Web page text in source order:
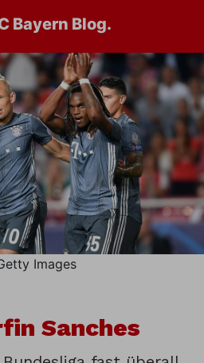
Bayern Blog.
Images
Sanches